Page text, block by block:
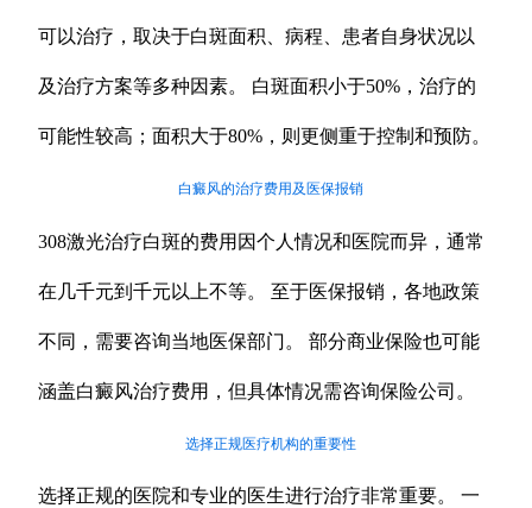
可以治疗，取决于白斑面积、病程、患者自身状况以
及治疗方案等多种因素。 白斑面积小于50%，治疗的
可能性较高；面积大于80%，则更侧重于控制和预防。
白癜风的治疗费用及医保报销
308激光治疗白斑的费用因个人情况和医院而异，通常
在几千元到千元以上不等。 至于医保报销，各地政策
不同，需要咨询当地医保部门。 部分商业保险也可能
涵盖白癜风治疗费用，但具体情况需咨询保险公司。
选择正规医疗机构的重要性
选择正规的医院和专业的医生进行治疗非常重要。 一